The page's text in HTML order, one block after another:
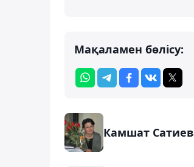
Мақаламен бөлісу:
Камшат